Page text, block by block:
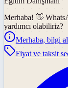
Merhaba! 👋
yardımcı olabiliriz?
Merhaba, bilgi
Fiyat ve taksit